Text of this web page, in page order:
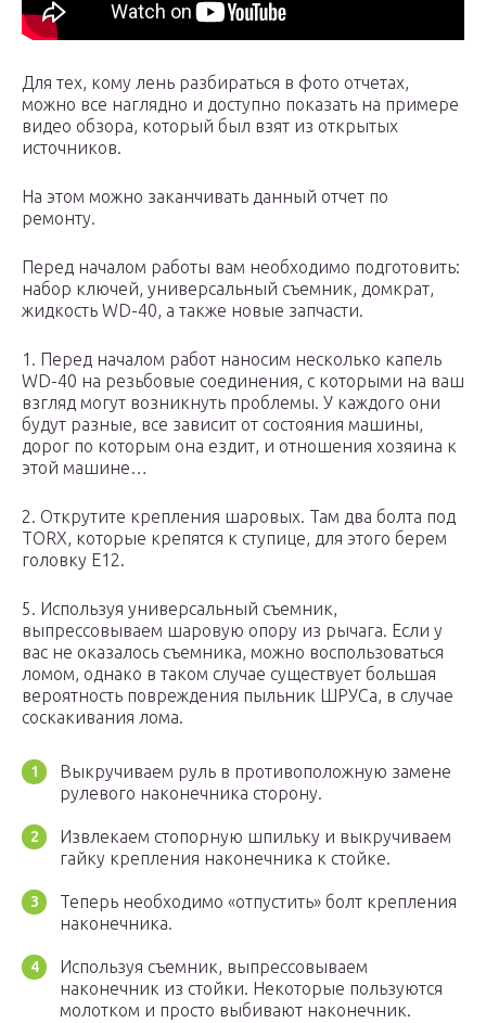
Для тех, кому лень разбираться в фото отчетах,
можно все наглядно и доступно показать на примере
видео обзора, который был взят из открытых
источников.
На этом можно заканчивать данный отчет по
ремонту.
Перед началом работы вам необходимо подготовить:
набор ключей, универсальный съемник, домкрат,
жидкость WD-40, а также новые запчасти.
1. Перед началом работ наносим несколько капель
WD-40 на резьбовые соединения, с которыми на ваш
взгляд могут возникнуть проблемы. У каждого они
будут разные, все зависит от состояния машины,
дорог по которым она ездит, и отношения хозяина к
этой машине…
2. Открутите крепления шаровых. Там два болта под
TORX, которые крепятся к ступице, для этого берем
головку E12.
5. Используя универсальный съемник,
выпрессовываем шаровую опору из рычага. Если у
вас не оказалось съемника, можно воспользоваться
ломом, однако в таком случае существует большая
вероятность повреждения пыльник ШРУСа, в случае
соскакивания лома.
Выкручиваем руль в противоположную замене
рулевого наконечника сторону.
Извлекаем стопорную шпильку и выкручиваем
гайку крепления наконечника к стойке.
Теперь необходимо «отпустить» болт крепления
наконечника.
Используя съемник, выпрессовываем
наконечник из стойки. Некоторые пользуются
молотком и просто выбивают наконечник.